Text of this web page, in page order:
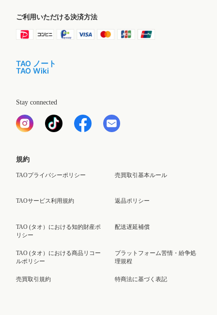
ご利用いただける決済方法
TAO ノート
TAO Wiki
Stay connected
規約
TAOプライバシーポリシー
TAOサービス利用規約
TAO (タオ）における知的財産ポ
リシー
TAO (タオ）における商品リコー
ルポリシー
売買取引規約
売買取引基本ルール
返品ポリシー
配送遅延補償
プラットフォーム苦情・紛争処
理規程
特商法に基づく表記